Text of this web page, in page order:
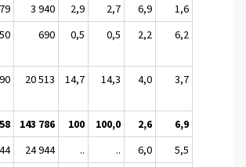
3 940 2,9 2,7 6,9
1,6
690 0,5 0,5 2,2 6,2
20 513 14,7 14,3 4,0 3,7
143 786 100 100,0 2,6
6,9
24 944 .. .. 6,0
5,5